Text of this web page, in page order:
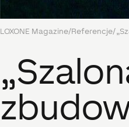
LOXONE Magazine/Referencje/